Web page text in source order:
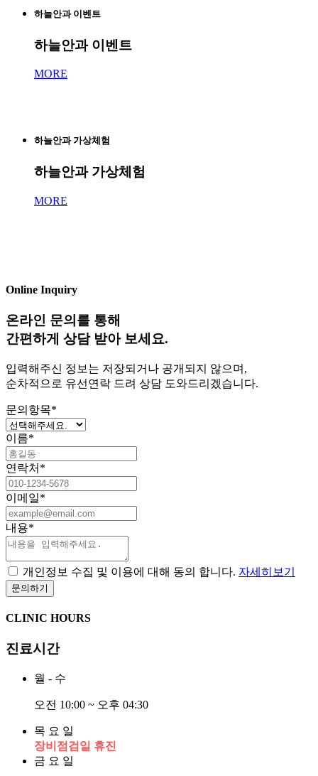
하늘안과 이벤트
하늘안과 이벤트
MORE
하늘안과 가상체험
하늘안과 가상체험
MORE
Online Inquiry
온라인 문의를 통해
간편하게 상담 받아 보세요.
입력해주신 정보는 저장되거나 공개되지 않으며,
순차적으로 유선연락 드려 상담 도와드리겠습니다.
문의항목*
이름*
연락처 *
이메일*
내용*
개인정보 수집 및 이용에 대해 동의 합니다. 자세히보기
CLINIC HOURS
진료시간
월 - 수
오전 10:00 ~ 오후 04:30
목 요 일
장비점검일 휴진
금 요 일